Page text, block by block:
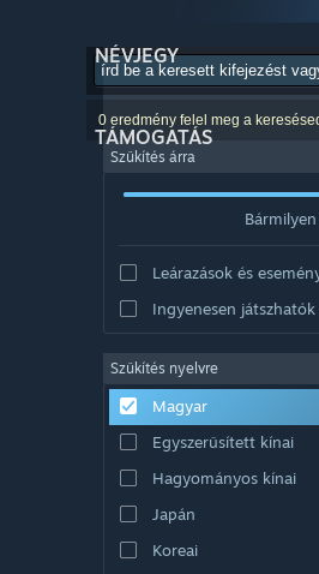
NÉVJEGY
TÁMOGATÁS
0 eredmény felel meg a
Szűkítés árra
Leárazások és
Ingyenesen játszhatók
Szűkítés nyelvre
Magyar
Egyszerűsített kínai
Hagyományos kínai
Japán
Koreai